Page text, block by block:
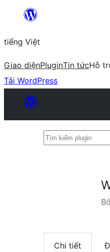
Chuyển
phần
nội
dung
tiếng Việt
Giao diệnPluginTin tứcHỗ
Tải WordPress
Tìm
Chi tiết